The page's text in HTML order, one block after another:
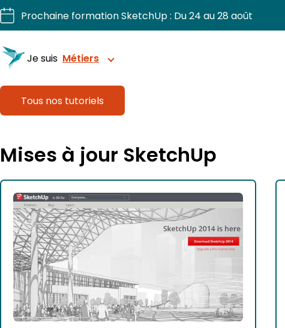
Aller
au
contenu
Prochaine formation SketchUp : Du 24 au 28 août
Je suis Métiers
Sublimez chaque intérieur.
Dessinez, chiffriez, fabriquez vos projets bois.
Visualisez et organisez vos extérieurs.
Pilotez vos chantiers 3D en confiance
Tous nos tutoriels
Mises à jour SketchUp